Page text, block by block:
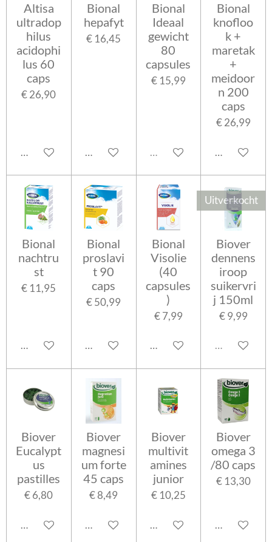
Altisa
ultradop
hilus
acidophi
lus 60
caps
€ 26,90
In winkelwagen
Bional
hepafyt
€ 16,45
In winkelwagen
Bional
Ideaal
gewicht
80
capsules
€ 15,99
Uitverkocht
Bional
knofloo
k +
maretak
+
meidoor
n 200
caps
€ 26,99
In
Bional
nachtru
st
€ 11,95
In winkelwagen
Bional
proslavi
t 90
caps
€ 50,99
In winkelwagen
Bional
Visolie
(40
capsules
)
€ 7,99
In winkelwagen
Uitverkocht
Biover
dennens
iroop
suikervri
j 150ml
€ 9,99
Uitverkocht
Biover
Eucalypt
us
pastilles
€ 6,80
In winkelwagen
Biover
magnesi
um forte
45 caps
€ 8,49
In winkelwagen
Biover
multivit
amines
junior
€ 10,25
In winkelwagen
Biover
omega 3
/80 caps
€ 13,30
In